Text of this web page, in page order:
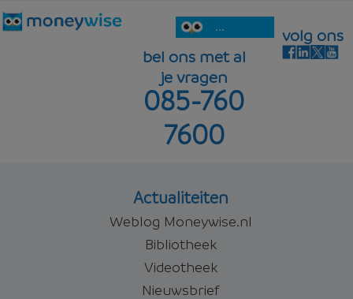
...
bel ons met al
je vragen
085-760
7600
volg ons
Actualiteiten
Weblog Moneywise.nl
Bibliotheek
Videotheek
Nieuwsbrief